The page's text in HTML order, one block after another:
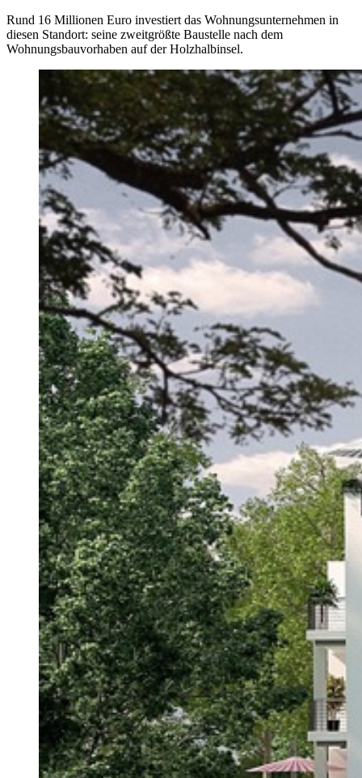
Rund 16 Millionen Euro investiert das Wohnungsunternehmen in
diesen Standort: seine zweitgrößte Baustelle nach dem
Wohnungsbauvorhaben auf der Holzhalbinsel.